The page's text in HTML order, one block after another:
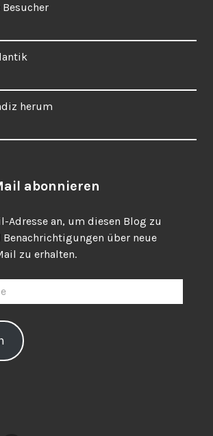
herum
abonnieren
Adresse an, um diesen Blog zu
über neue
zu erhalten.